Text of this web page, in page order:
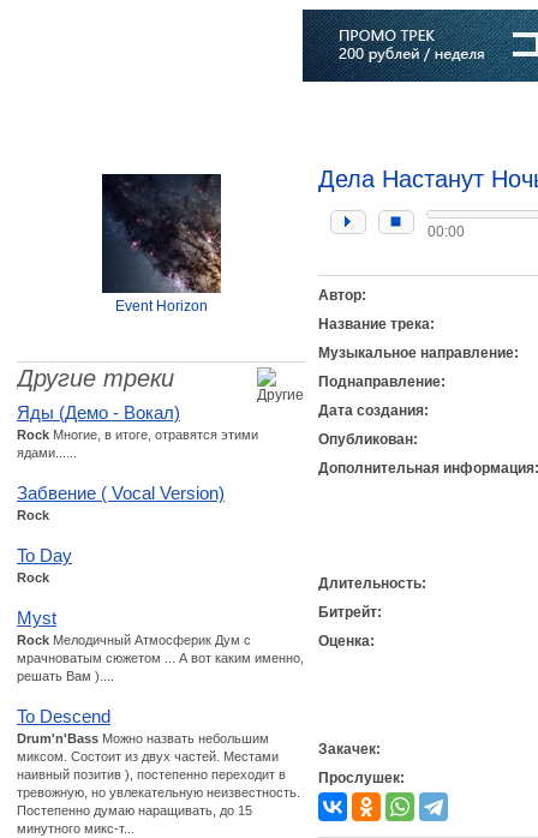
Event Horizon
Другие треки
Яды (Демо - Вокал)
Rock Многие, в итоге, отравятся этими
ядами......
Забвение ( Vocal Version)
Rock
To Day
Rock
Myst
Rock Мелодичный Атмосферик Дум с
мрачноватым сюжетом ... А вот каким именно,
решать Вам )....
To Descend
Drum'n'Bass Можно назвать небольшим
миксом. Состоит из двух частей. Местами
наивный позитив ), постепенно переходит в
тревожную, но увлекательную неизвестность.
Постепенно думаю наращивать, до 15
минутного микс-т...
Дела Настанут
00:00
Автор:
Название трека:
Музыкальное направление:
Поднаправление:
Дата создания:
Опубликован:
Дополнительная информация:
Длительность:
Битрейт:
Оценка:
Закачек:
Прослушек: